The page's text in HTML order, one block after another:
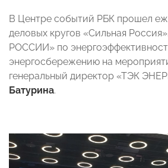
В Центре событий РБК прошел
деловых кругов «Сильная
РОССИИ» по
энергосбережению на
генеральный директор «ТЭК
Батурина.